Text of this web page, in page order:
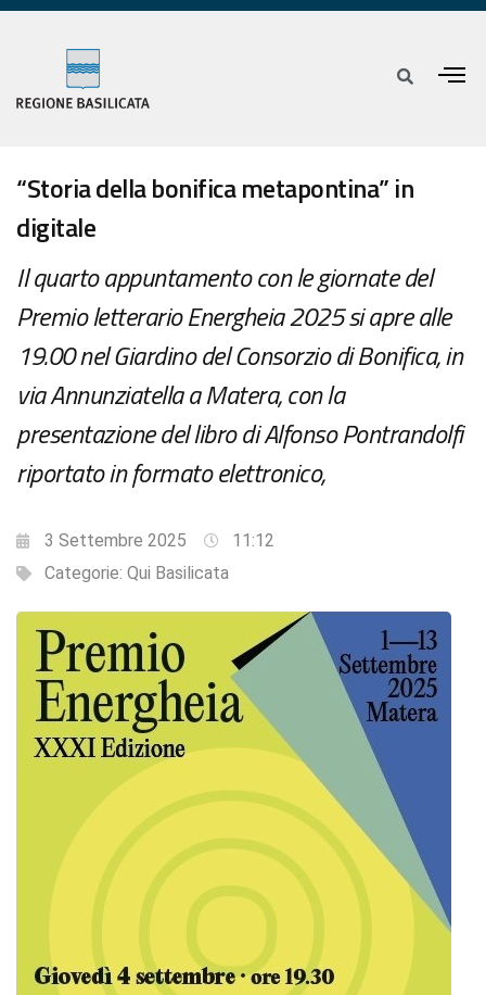
“Storia della bonifica metapontina” in
digitale
Il quarto appuntamento con le giornate del
Premio letterario Energheia 2025 si apre alle
19.00 nel Giardino del Consorzio di Bonifica, in
via Annunziatella a Matera, con la
presentazione del libro di Alfonso Pontrandolfi
riportato in formato elettronico,
3 Settembre 2025
11:12
Categorie: Qui Basilicata